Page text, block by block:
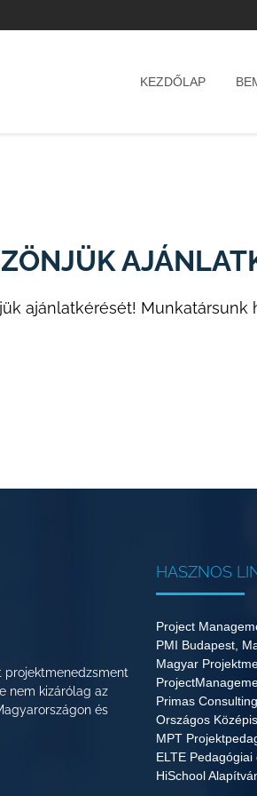
KEZDŐLAP
ajánlatkérését! Munkatársunk
nem kizárólag az
és
HASZNOS
Project
PMI Budapest,
Magyar
Primas Consulting
Országos
MPT
ELTE
HiSchool